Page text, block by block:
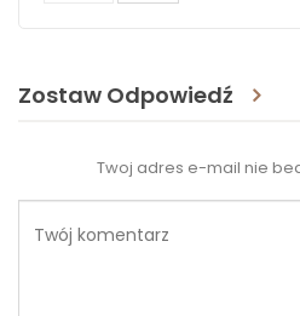
Zostaw Odpowiedź
Twoj adres e-mail nie